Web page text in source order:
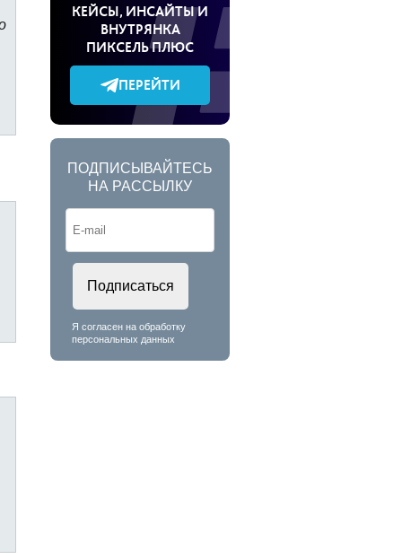
КЕЙСЫ, ИНСАЙТЫ И
ВНУТРЯНКА
ПИКСЕЛЬ ПЛЮС
ПЕРЕЙТИ
ПОДПИСЫВАЙТЕСЬ
НА РАССЫЛКУ
Я согласен на обработку
персональных данных
Подписаться